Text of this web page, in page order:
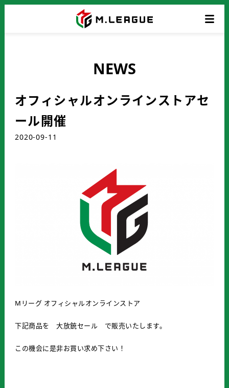
NEWS
オフィシャルオンラインストアセ
ール開催
2020-09-11
Mリーグ オフィシャルオンラインストア
下記商品を 大放銃セール で販売いたします。
この機会に是非お買い求め下さい！